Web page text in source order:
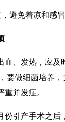
免着凉和感冒
、发热，应及
要做细菌培养
并发症。
引产手术之后